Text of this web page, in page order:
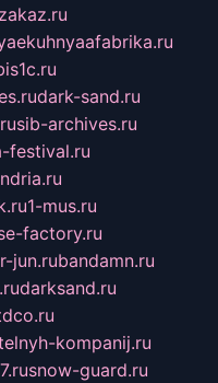
dark-sand.ru
sib-archives.ru
festival.ru
1-mus.ru
factory.ru
jun.rubandamn.ru
darksand.ru
kompanij.ru
snow-guard.ru